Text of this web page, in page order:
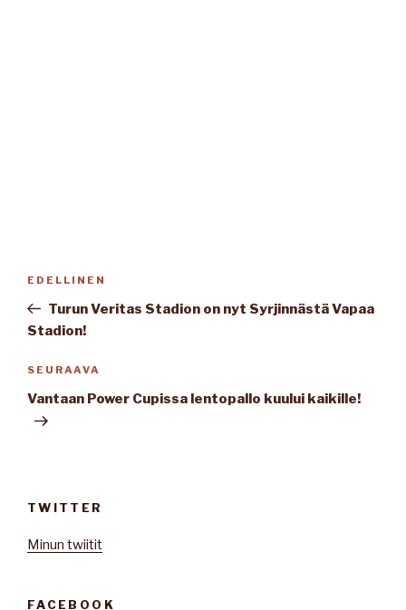
Edellinen
artikkeli
EDELLINEN
Turun Veritas Stadion on nyt Syrjinnästä Vapaa
Stadion!
Seuraava
artikkeli
SEURAAVA
Vantaan Power Cupissa lentopallo kuului kaikille!
TWITTER
Minun twiitit
FACEBOOK